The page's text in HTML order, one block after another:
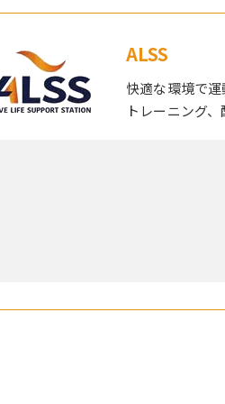
ALSS
快適な環境で
トレーニング